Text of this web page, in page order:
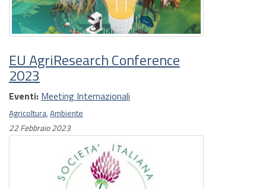
EU AgriResearch Conference
2023
Eventi: Meeting Internazionali
Agricoltura, Ambiente
22 Febbraio 2023